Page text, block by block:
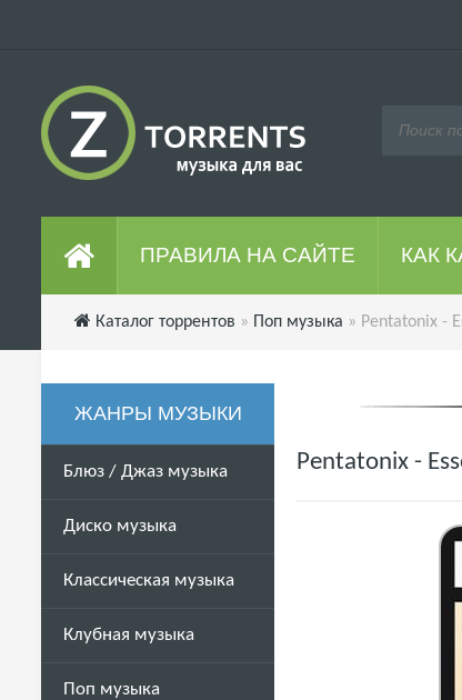
ПРАВИЛА НА САЙТЕ КАК
Каталог торрентов » Поп музыка » Pentatonix -
ЖАНРЫ МУЗЫКИ
Блюз / Джаз музыка
Диско музыка
Классическая музыка
Клубная музыка
Поп музыка
Pentatonix -